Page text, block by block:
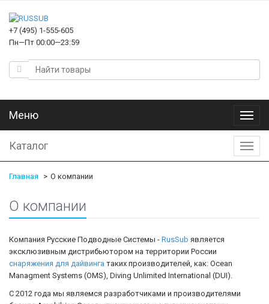
+7 (495) 1-555-605
Пн—Пт 00:00—23:59
Меню
Меню
Каталог
Главная О компании
О компании
Компания Русские Подводные Системы - RusSub является
эксклюзивным дистрибьютором на территории России
снаряжения для дайвинга таких производителей, как: Ocean
Managment Systems (OMS), Diving Unlimited International (DUI).
С 2012 года мы являемся разработчиками и производителями